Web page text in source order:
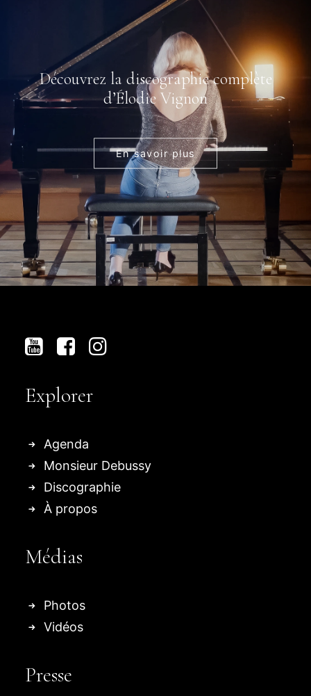
Découvrez la discographie complète
d’Élodie Vignon
En savoir plus
Explorer
Agenda
Monsieur Debussy
Discographie
À propos
Médias
Photos
Vidéos
Presse